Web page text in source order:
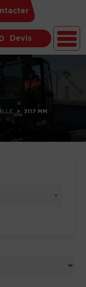
Devis
3117 MM